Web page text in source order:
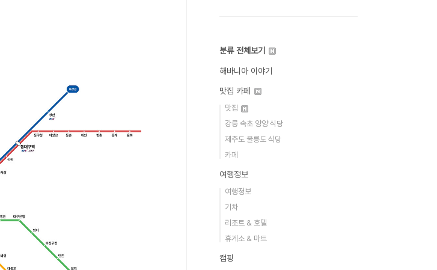
분류 전체보기
해바니아 이야기
맛집 카페
맛집
강릉 속초 양양 식당
제주도 울릉도 식당
카페
여행정보
여행정보
기차
리조트 & 호텔
휴게소 & 마트
캠핑